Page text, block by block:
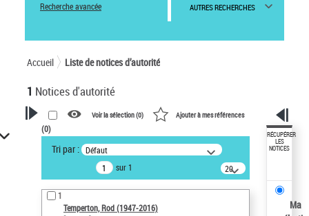
Recherche avancée AUTRES RECHERCHES
Accueil Liste de notices d’autorité
1 Notices d'autorité
VOTRE RECHERCHE
Recherche avancée dans les
notices d’autorité
Œuvres liées à l'auteur :
Temperton, Rod (1947-2016)
Voir la sélection (0) Ajouter à mes références
(0)
Tri par : Défaut
sur 1
20
résultats/page
1
Temperton, Rod (1947-2016)
RÉCUPÉRER
LES
NOTICES
Ma